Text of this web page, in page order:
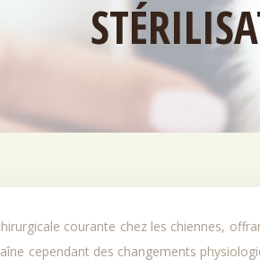
cependant des changements